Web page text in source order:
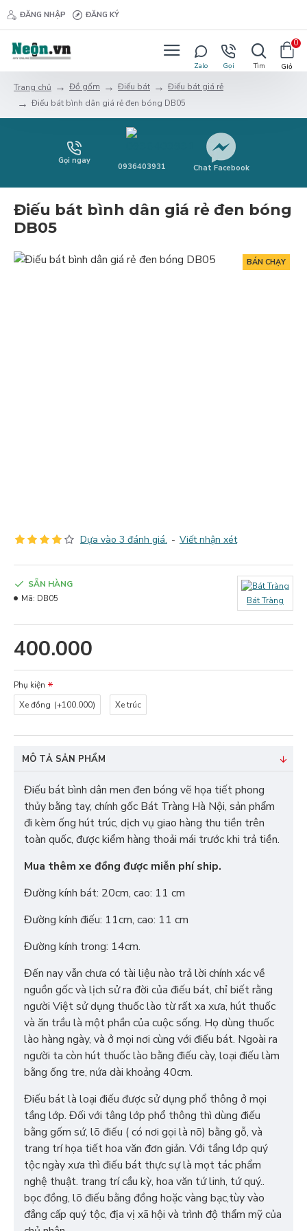
ĐĂNG NHẬP ĐĂNG KÝ
0
Trang chủ Đồ gốm Điếu bát
Điếu bát giá rẻ
Điếu bát bình dân giá rẻ đen bóng DB05
Gọi ngay
0936403931 Chat Facebook
Điếu bát bình dân giá rẻ đen bóng
DB05
BÁN CHẠY
Dựa vào 3 đánh giá. - Viết nhận xét
400.000
SẴN HÀNG
Mã: DB05 Bát Tràng
Phụ kiện
Xe đồng (+100.000) Xe trúc
MÔ TẢ SẢN PHẨM
Điếu bát bình dân men đen bóng vẽ họa tiết phong
thủy bằng tay, chính gốc Bát Tràng Hà Nội, sản phẩm
đi kèm ống hút trúc, dịch vụ giao hàng thu tiền trên
toàn quốc, được kiểm hàng thoải mái trước khi trả tiền.
Mua thêm xe đồng được miễn phí ship.
Đường kính bát: 20cm, cao: 11 cm
Đường kính điếu: 11cm, cao: 11 cm
Đường kính trong: 14cm.
Đến nay vẫn chưa có tài liệu nào trả lời chính xác về
nguồn gốc và lịch sử ra đời của điếu bát, chỉ biết rằng
người Việt sử dụng thuốc lào từ rất xa xưa, hút thuốc
và ăn trầu là một phần của cuộc sống. Họ dùng thuốc
lào hàng ngày, và ở mọi nơi cùng với điếu bát. Ngoài ra
người ta còn hút thuốc lào bằng điếu cày, loại điếu làm
bằng ống tre, nứa dài khoảng 40cm.
Điếu bát là loại điếu được sử dụng phổ thông ở mọi
tầng lớp. Đối với tâng lớp phổ thông thì dùng điếu
bằng gốm sứ, lõ điếu ( có nơi gọi là nõ) bằng gỗ, và
trang trí họa tiết hoa văn đơn giản. Với tầng lớp quý
tộc ngày xưa thì điếu bát thực sự là mọt tác phẩm
nghệ thuật. trang trí cầu kỳ, hoa văn tứ linh, tứ quý..
bọc đồng, lõ điếu bằng đồng hoặc vàng bạc,tùy vào
đẳng cấp quý tộc, địa vị xã hội và trình độ thẩm mỹ của